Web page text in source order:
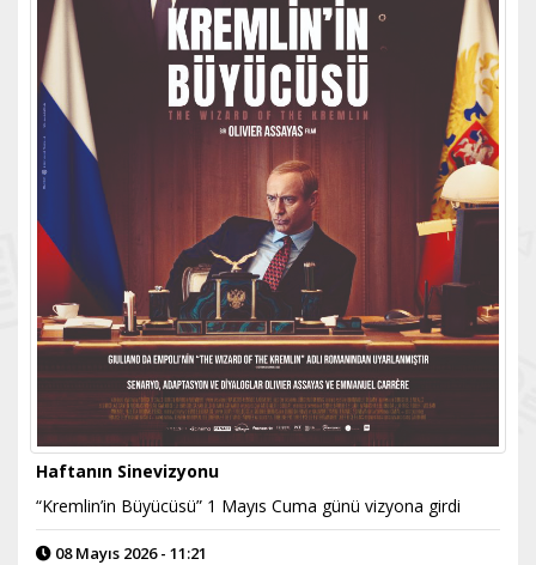
Haftanın Sinevizyonu
“Kremlin’in Büyücüsü” 1 Mayıs Cuma günü vizyona girdi
08 Mayıs 2026 - 11:21